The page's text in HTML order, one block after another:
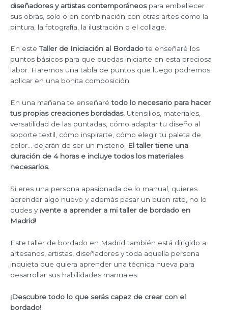
diseñadores y artistas contemporáneospara embellecer
sus obras, solo o en combinación con otras artes como la
pintura, la fotografía, la ilustración o el collage.
En esteTaller de Iniciación al Bordadote enseñaré los
puntos básicos para que puedas iniciarte en esta preciosa
labor. Haremos una tabla de puntos que luego podremos
aplicar en una bonita composición.
En una mañana te enseñarétodo lo necesario para hacer
tus propias creaciones bordadas. Utensilios, materiales,
versatilidad de las puntadas, cómo adaptar tu diseño al
soporte textil, cómo inspirarte, cómo elegir tu paleta de
color… dejarán de ser un misterio. El taller tiene una
duración de 4 horas e incluye todos los materiales
necesarios.
Si eres una persona apasionada de lo manual, quieres
aprender algo nuevo y además pasar un buen rato, no lo
dudes y ¡vente a aprender a mi taller de bordado en
Madrid!
Este taller de bordado en Madrid también está dirigido a
artesanos, artistas, diseñadores y toda aquella persona
inquieta que quiera aprender una técnica nueva para
desarrollar sus habilidades manuales.
¡Descubre todo lo que serás capaz de crear con el
bordado!